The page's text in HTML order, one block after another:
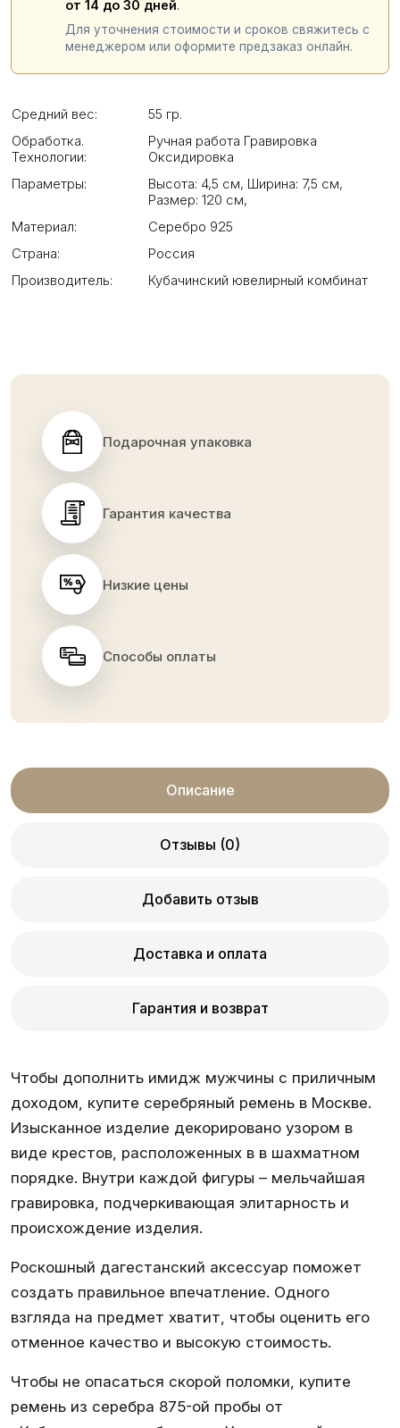
от 14 до 30 дней.
Для уточнения стоимости и сроков свяжитесь с
менеджером или оформите предзаказ онлайн.
Средний вес:
55 гр.
Обработка.
Технологии:
Ручная работа Гравировка
Оксидировка
Параметры:
Высота: 4,5 см, Ширина: 7,5 см,
Размер: 120 см,
Материал:
Серебро 925
Страна:
Россия
Производитель:
Кубачинский ювелирный комбинат
Подарочная упаковка
Гарантия качества
Низкие цены
Способы оплаты
Описание
Отзывы (0)
Добавить отзыв
Доставка и оплата
Гарантия и возврат
Чтобы дополнить имидж мужчины с приличным
доходом, купите серебряный ремень в Москве.
Изысканное изделие декорировано узором в
виде крестов, расположенных в в шахматном
порядке. Внутри каждой фигуры – мельчайшая
гравировка, подчеркивающая элитарность и
происхождение изделия.
Роскошный дагестанский аксессуар поможет
создать правильное впечатление. Одного
взгляда на предмет хватит, чтобы оценить его
отменное качество и высокую стоимость.
Чтобы не опасаться скорой поломки, купите
ремень из серебра 875-ой пробы от